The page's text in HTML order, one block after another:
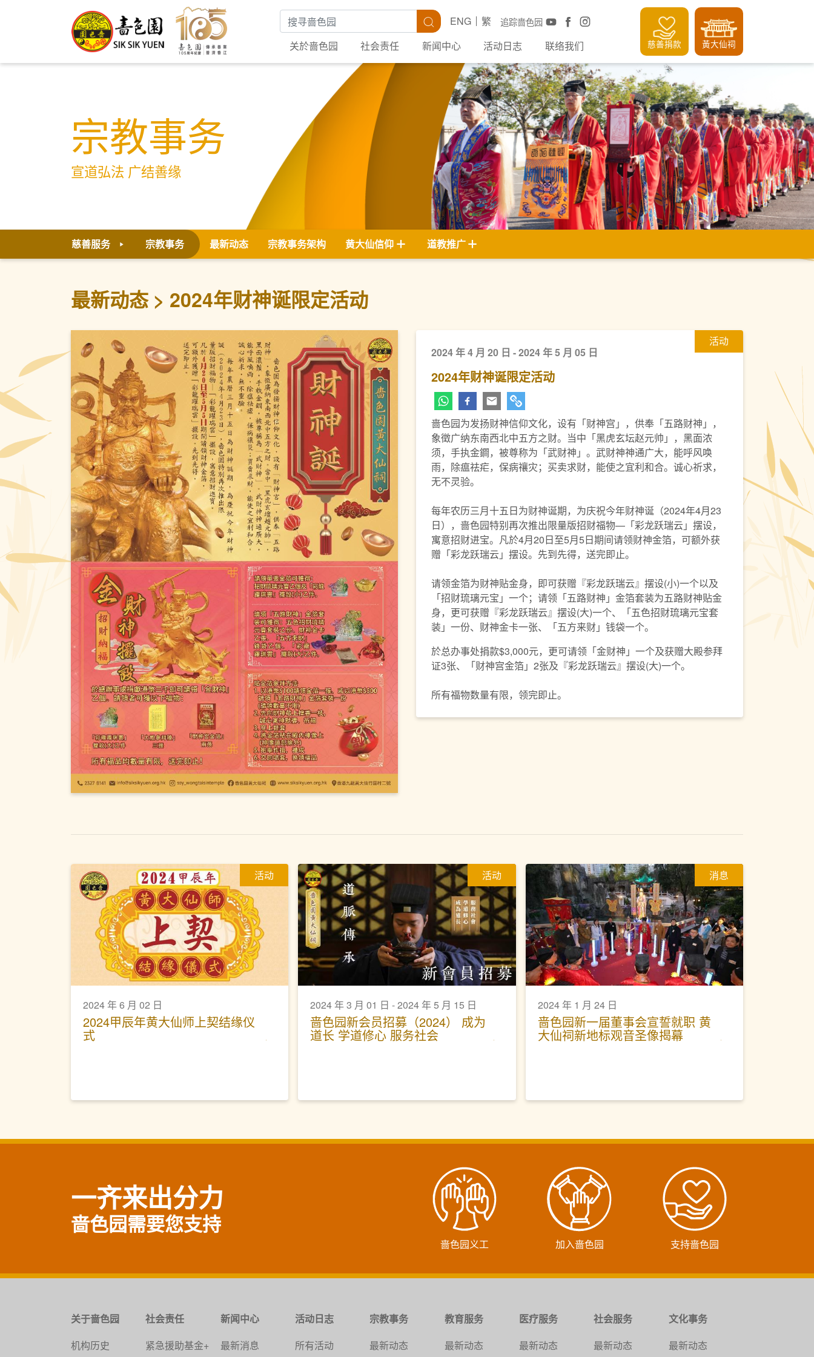
搜寻关键字 搜寻 追踪啬色园
ENG
繁
关於啬色园
社会责任 新闻中心 活动日志 联络我们 慈善捐款 黃大仙祠
宗教事务
宣道弘法 广结善缘
慈善服务 宗教事务 最新动态 宗教事务架构 黄大仙信仰 道教推广
最新动态 2024年财神诞限定活动
活动
2024 年 4 月 20 日 - 2024 年 5 月 05 日
2024年财神诞限定活动
啬色园为发扬财神信仰文化，设有「财神宫」，供奉「五路财神」，
象徵广纳东南西北中五方之财。当中「黑虎玄坛赵元帅」，黑面浓
须，手执金鐧，被尊称为「武财神」。武财神神通广大，能呼风唤
雨，除瘟祛疟，保病禳灾；买卖求财，能使之宜利和合。诚心祈求，
无不灵验。
每年农历三月十五日为财神诞期，为庆祝今年财神诞（2024年4月23
日），啬色园特别再次推出限量版招财福物—「彩龙跃瑞云」摆设，
寓意招财进宝。凡於4月20日至5月5日期间请领财神金箔，可额外获
赠「彩龙跃瑞云」摆设。先到先得，送完即止。
请领金箔为财神贴金身，即可获赠『彩龙跃瑞云』摆设(小)一个以及
「招财琉璃元宝」一个；请领「五路财神」金箔套装为五路财神贴金
身，更可获赠『彩龙跃瑞云』摆设(大)一个、「五色招财琉璃元宝套
装」一份、财神金卡一张、「五方来财」钱袋一个。
於总办事处捐款$3,000元，更可请领「金财神」一个及获赠大殿参拜
证3张、「财神宫金箔」2张及『彩龙跃瑞云』摆设(大)一个。
所有福物数量有限，领完即止。
活动
2024 年 6 月 02 日
2024甲辰年黄大仙师上契结缘仪
式
活动
2024 年 3 月 01 日 - 2024 年 5 月 15 日
啬色园新会员招募（2024） 成为
道长 学道修心 服务社会
消息
2024 年 1 月 24 日
啬色园新一届董事会宣誓就职 黄
大仙祠新地标观音圣像揭幕
一齐来出分力
啬色园需要您支持
啬色园义工 加入啬色园 支持啬色园
关于啬色园
机构历史
社会责任
紧急援助基金+
新闻中心
最新消息
活动日志
所有活动
宗教事务
最新动态
教育服务
最新动态
医疗服务
最新动态
社会服务
最新动态
文化事务
最新动态